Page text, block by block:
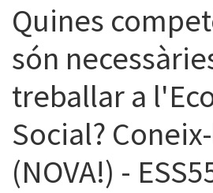
Quines
són
treballar a
Social?
(NOVA!) -